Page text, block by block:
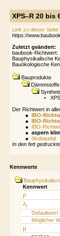
XPS–R 20 bis
Link zu dieser Seite:
Zuletzt geändert:
baubook-Richtwert:
Bauphysikalische
Bauökologische
Bauprodukte
Dämmstoffe
•
Der Richtwert in
IBO-
IBO-
IBO-
aspern
ökobaudat
In den fett
Kennwerte
Kennwert
ρ
λr
Defaultwert
Möglicher
μ